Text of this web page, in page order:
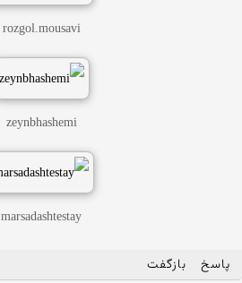
rozgol.mousavi
zeynbhashemi
marsadashtestay
پاسخ بازگفت